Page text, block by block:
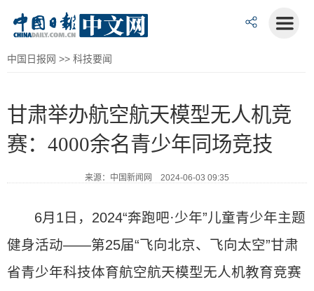
中国日报网 >> 科技要闻
甘肃举办航空航天模型无人机竞
赛：4000余名青少年同场竞技
来源：中国新闻网 2024-06-03 09:35
6月1日，2024“奔跑吧·少年”儿童青少年主题
健身活动——第25届“飞向北京、飞向太空”甘肃
省青少年科技体育航空航天模型无人机教育竞赛